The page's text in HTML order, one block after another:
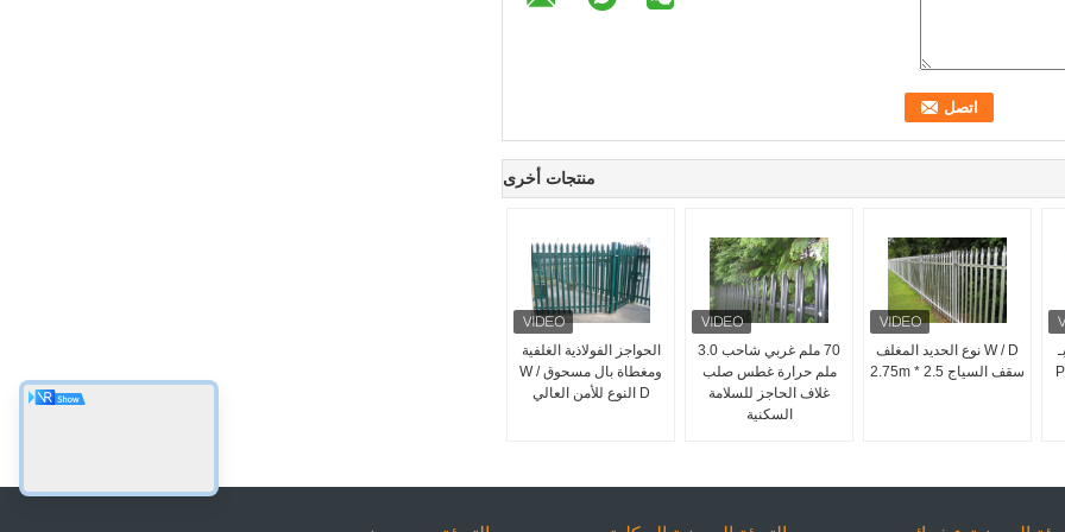
منتجات أخرى
الحواجز الفولاذية الغلفية
ومغطاة بال مسحوق W /
D النوع للأمن العالي
70 ملم غربي شاحب 3.0
ملم حرارة غطس صلب
غلاف الحاجز للسلامة
السكنية
W / D نوع الحديد المغلف
سقف السياج 2.5 * 2.75m